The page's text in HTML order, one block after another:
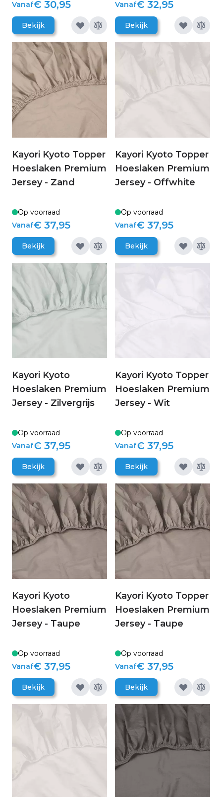
Vanaf€ 30,95
Bekijk
Vanaf€ 32,95
Bekijk
Kayori Kyoto Topper
Hoeslaken Premium
Jersey - Zand
Op voorraad
Vanaf€ 37,95
Bekijk
Kayori Kyoto Topper
Hoeslaken Premium
Jersey - Offwhite
Op voorraad
Vanaf€ 37,95
Bekijk
Kayori Kyoto
Hoeslaken Premium
Jersey - Zilvergrijs
Op voorraad
Vanaf€ 37,95
Bekijk
Kayori Kyoto Topper
Hoeslaken Premium
Jersey - Wit
Op voorraad
Vanaf€ 37,95
Bekijk
Kayori Kyoto
Hoeslaken Premium
Jersey - Taupe
Op voorraad
Vanaf€ 37,95
Bekijk
Kayori Kyoto Topper
Hoeslaken Premium
Jersey - Taupe
Op voorraad
Vanaf€ 37,95
Bekijk